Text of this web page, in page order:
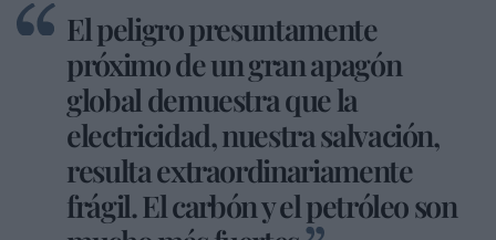
El peligro presuntamente
próximo de un gran apagón
global demuestra que la
electricidad, nuestra salvación,
resulta extraordinariamente
frágil. El carbón y el petróleo son